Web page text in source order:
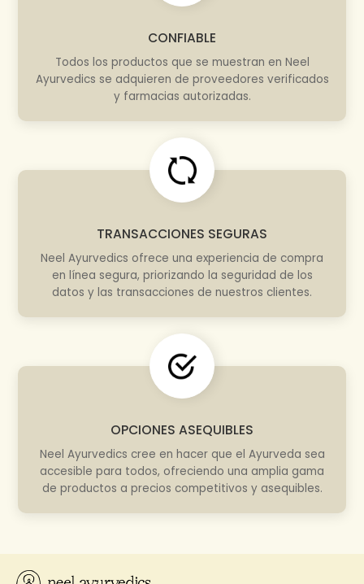
CONFIABLE
Todos los productos que se muestran en Neel
Ayurvedics se adquieren de proveedores verificados
y farmacias autorizadas.
TRANSACCIONES SEGURAS
Neel Ayurvedics ofrece una experiencia de compra
en línea segura, priorizando la seguridad de los
datos y las transacciones de nuestros clientes.
OPCIONES ASEQUIBLES
Neel Ayurvedics cree en hacer que el Ayurveda sea
accesible para todos, ofreciendo una amplia gama
de productos a precios competitivos y asequibles.